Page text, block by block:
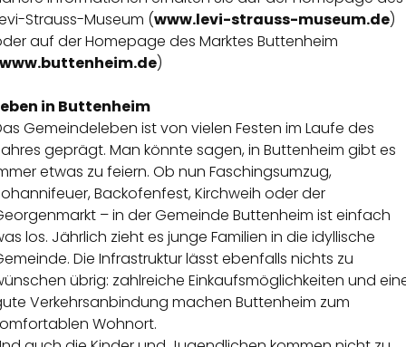
Strauss-Museum (www.levi-strauss-museum.de)
auf der Homepage des Marktes Buttenheim
www.buttenheim.de)
in Buttenheim
Gemeindeleben ist von vielen Festen im Laufe des
geprägt. Man könnte sagen, in Buttenheim gibt es
etwas zu feiern. Ob nun Faschingsumzug,
Backofenfest, Kirchweih oder der
– in der Gemeinde Buttenheim ist einfach
los. Jährlich zieht es junge Familien in die idyllische
Die Infrastruktur lässt ebenfalls nichts zu
übrig: zahlreiche Einkaufsmöglichkeiten und
Verkehrsanbindung machen Buttenheim zum
Wohnort.